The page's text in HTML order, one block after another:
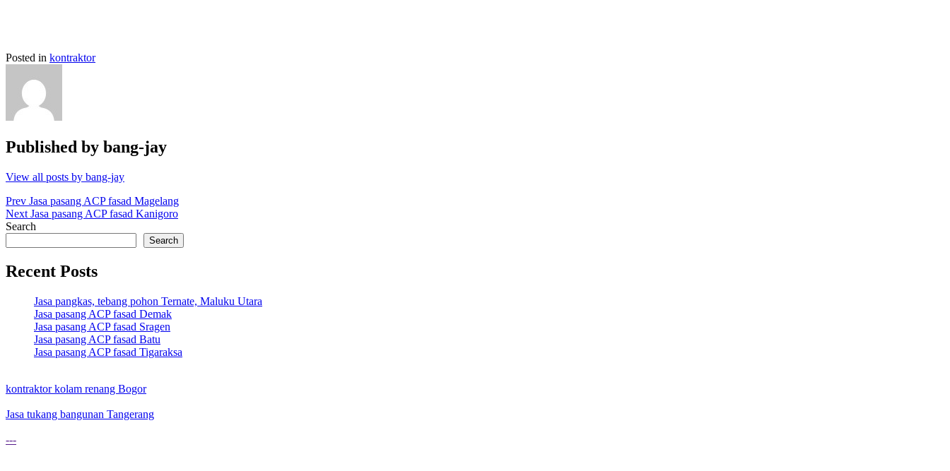
Posted in kontraktor
Published by bang-jay
View all posts by bang-jay
Post
navigation
Prev Jasa pasang ACP fasad Magelang
Next Jasa pasang ACP fasad Kanigoro
Search
Search
Recent Posts
Jasa pangkas, tebang pohon Ternate, Maluku Utara
Jasa pasang ACP fasad Demak
Jasa pasang ACP fasad Sragen
Jasa pasang ACP fasad Batu
Jasa pasang ACP fasad Tigaraksa
kontraktor kolam renang Bogor
Jasa tukang bangunan Tangerang
---